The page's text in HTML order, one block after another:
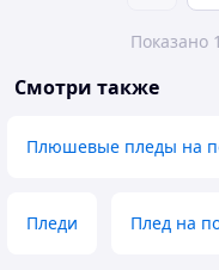
Показано
Смотри также
Плюшевые пледы на
Пледи Плед на